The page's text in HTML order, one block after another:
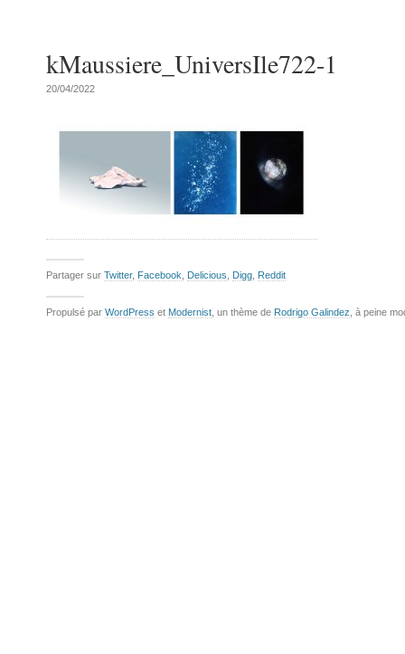
kMaussiere_UniversIle722-1
20/04/2022
Partager sur Twitter, Facebook Delicious Digg Reddit
Propulsé par WordPress et Modernist , un thème de Rodrigo Galindez , à peine